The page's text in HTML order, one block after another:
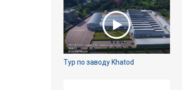
Тур по заводу Khatod